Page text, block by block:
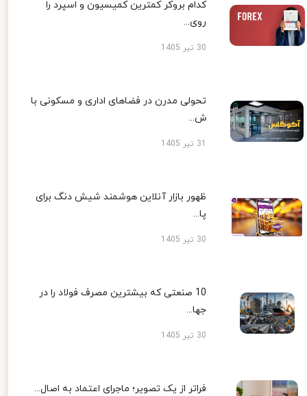
کدام بروکر کمترین کمیسیون و اسپرد را
روی...
30 تیر 1405
تحولی مدرن در فضاهای اداری و مسکونی با
ش...
ظهور بازار آنلاین هوشمند شیش دنگ برای
پا...
30 تیر 1405
10 صنعتی که بیشترین مصرف فولاد را در
جها...
30 تیر 1405
فراتر از یک تصویر؛ ماجرای اعتماد به اصال...